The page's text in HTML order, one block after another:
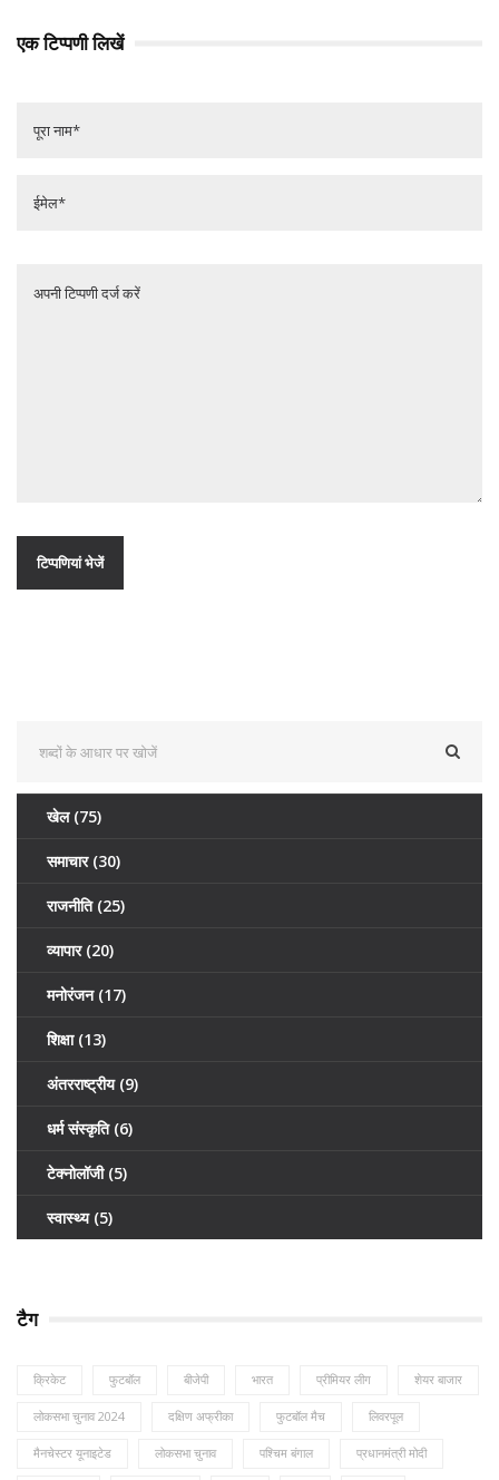
एक टिप्पणी लिखें
खेल (75)
समाचार (30)
राजनीति (25)
व्यापार (20)
मनोरंजन (17)
शिक्षा (13)
अंतरराष्ट्रीय (9)
धर्म संस्कृति (6)
टेक्नोलॉजी (5)
स्वास्थ्य (5)
टैग
क्रिकेट फुटबॉल बीजेपी भारत प्रीमियर लीग शेयर बाजार
लोकसभा चुनाव 2024 दक्षिण अफ्रीका फुटबॉल मैच लिवरपूल
मैनचेस्टर यूनाइटेड लोकसभा चुनाव पश्चिम बंगाल प्रधानमंत्री मोदी